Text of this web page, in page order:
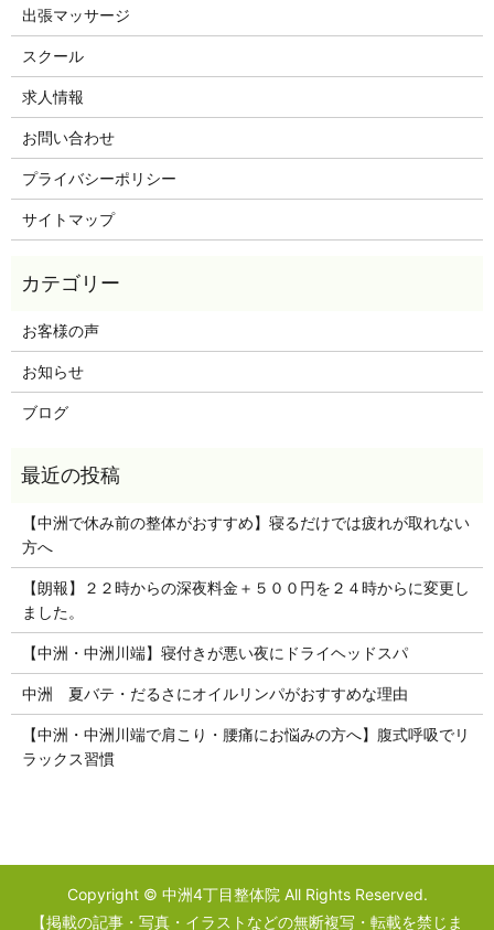
出張マッサージ
スクール
求人情報
お問い合わせ
プライバシーポリシー
サイトマップ
お客様の声
お知らせ
ブログ
【中洲で休み前の整体がおすすめ】寝るだけでは疲れが取れない
方へ
【朗報】２２時からの深夜料金＋５００円を２４時からに変更し
ました。
【中洲・中洲川端】寝付きが悪い夜にドライヘッドスパ
中洲 夏バテ・だるさにオイルリンパがおすすめな理由
【中洲・中洲川端で肩こり・腰痛にお悩みの方へ】腹式呼吸でリ
ラックス習慣
Copyright © 中洲4丁目整体院 All Rights Reserved.
【掲載の記事・写真・イラストなどの無断複写・転載を禁じま